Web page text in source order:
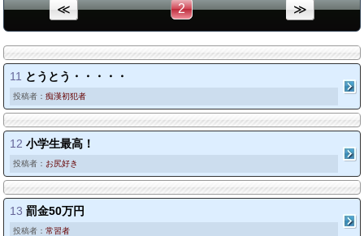
≪ 2 ≫
11 とうとう・・・・・
投稿者： 痴漢初犯者
12 小学生最高！
投稿者： お尻好き
13 罰金50万円
投稿者： 常習者